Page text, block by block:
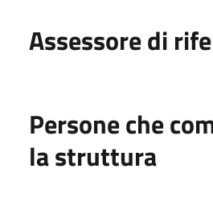
Assessore di
Persone che
la struttura